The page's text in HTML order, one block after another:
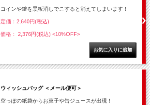
コインや鍵を黒板消しでこすると消えてしまいます！
定価：2,640円(税込)
価格： 2,376円(税込) <10%OFF>
ウィッシュバッグ ＜メール便可＞
空っぽの紙袋からお菓子や缶ジュースが出現！